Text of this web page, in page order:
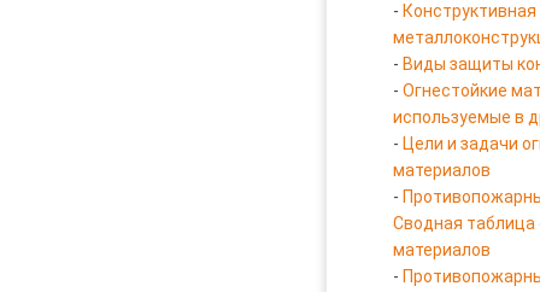
-
- Виды защиты
- Огнестойкие
используемые в
- Цели и задачи
материалов
-
Cводная
материалов
-